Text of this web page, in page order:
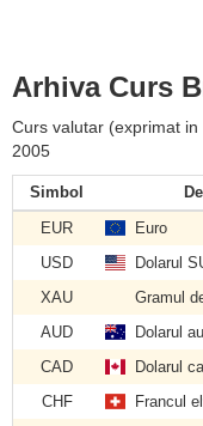
Arhiva Curs
Curs valutar (exprimat
2005
Simbol
EUR
Euro
USD
Dolarul
XAU
Gramul
AUD
Dolarul
CAD
Dolarul
CHF
Francul